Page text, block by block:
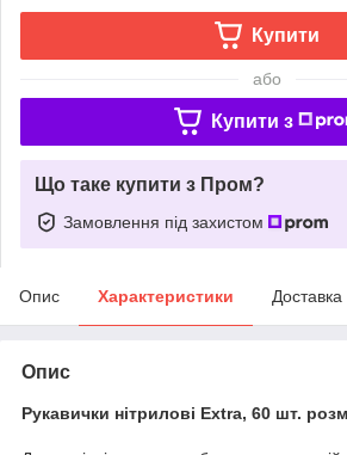
Купити
або
Купити з
Що таке купити з Пром?
Замовлення під захистом
Опис Характеристики Доставка
Опис
Рукавички нітрилові Extra, 60 шт.